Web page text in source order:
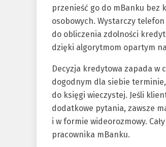
przenieść go do mBanku bez
osobowych. Wystarczy
do obliczenia zdolności
dzięki algorytmom opartym
Decyzja kredytowa zapada w
dogodnym dla siebie
do księgi wieczystej. Jeśli
dodatkowe pytania, zawsze
i w formie wideorozmowy.
pracownika mBanku.